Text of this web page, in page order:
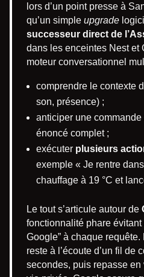
lors d’un point presse à
qu’un simple upgrade
successeur direct de
dans les enceintes Nest et
moteur conversationnel
comprendre le contexte
son, présence) ;
anticiper une commande
énoncé complet ;
exécuter plusieurs
exemple « Je rentre
chauffage à 19 °C et
Le tout s’articule autour de
fonctionnalité phare évitant
Google” à chaque requête.
reste à l’écoute d’un fil de
secondes, puis repasse